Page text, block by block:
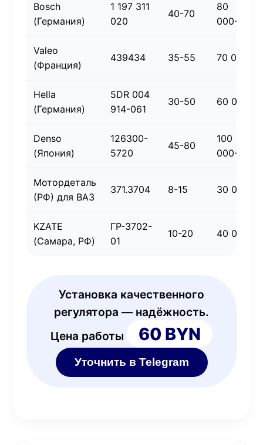
Bosch
(Германия)
1 197 311
020
40-70
80
000+
Valeo
(Франция)
439434 35-55 70 000
Hella
(Германия)
5DR 004
914-061
30-50 60 000
Denso
(Япония)
126300-
5720
45-80
100
000+
Мотордеталь
(РФ) для ВАЗ
371.3704 8-15 30 000
KZATE
(Самара, РФ)
ГР-3702-
01
10-20 40 000
Установка качественного
регулятора — надёжность.
Цена работы
60 BYN
Уточнить в Telegram